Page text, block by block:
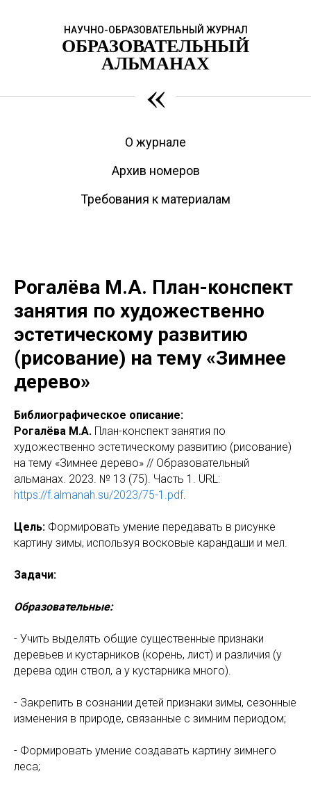
НАУЧНО-ОБРАЗОВАТЕЛЬНЫЙ ЖУРНАЛ
ОБРАЗОВАТЕЛЬНЫЙ
АЛЬМАНАХ
«
О журнале
Архив номеров
Требования к материалам
Рогалёва М.А. План-конспект
занятия по художественно
эстетическому развитию
(рисование) на тему «Зимнее
дерево»
Библиографическое описание:
Рогалёва М.А. План-конспект занятия по
художественно эстетическому развитию (рисование)
на тему «Зимнее дерево» // Образовательный
альманах. 2023. № 13 (75). Часть 1. URL:
https://f.almanah.su/2023/75-1.pdf.
Цель: Формировать умение передавать в рисунке
картину зимы, используя восковые карандаши и мел.
Задачи:
Образовательные:
- Учить выделять общие существенные признаки
деревьев и кустарников (корень, лист) и различия (у
дерева один ствол, а у кустарника много).
- Закрепить в сознании детей признаки зимы, сезонные
изменения в природе, связанные с зимним периодом;
- Формировать умение создавать картину зимнего
леса;